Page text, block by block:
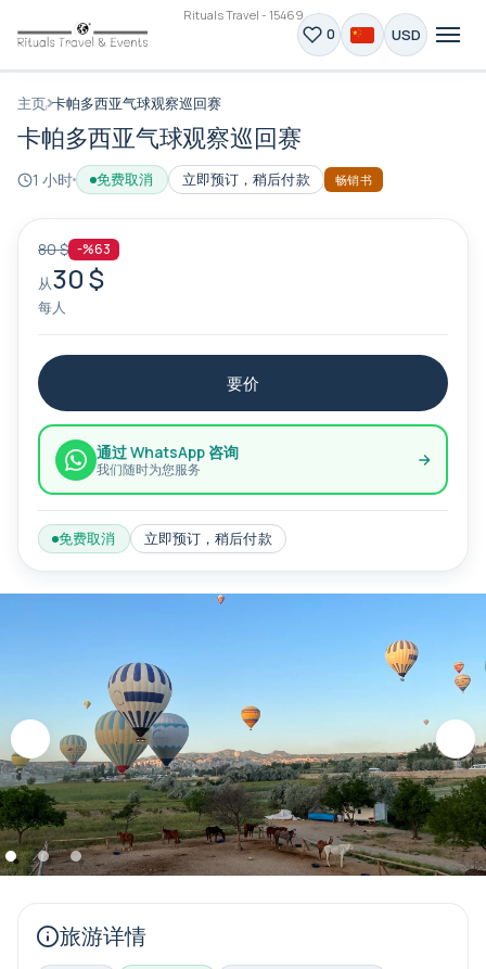
Rituals Travel - 15469
0 USD
主页 卡帕多西亚气球观察巡回赛
卡帕多西亚气球观察巡回赛
1 小时 免费取消 立即预订，稍后付款 畅销书
旅游详情
80 $ -%63
从30 $
每人
要价
通过 WhatsApp 咨询
我们随时为您服务
免费取消 立即预订，稍后付款